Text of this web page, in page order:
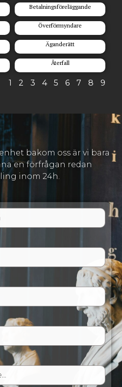
Betalningsföreläggande
Överförmyndare
Äganderätt
Återfall
1 2 3 4 5 6 7 8 9
bakom oss är vi bara
en förfrågan redan
inom 24h.